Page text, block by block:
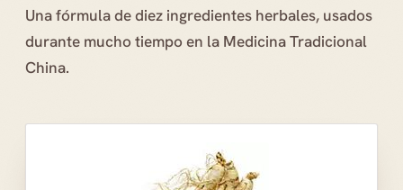
Una fórmula de diez ingredientes herbales, usados
durante mucho tiempo en la Medicina Tradicional
China.